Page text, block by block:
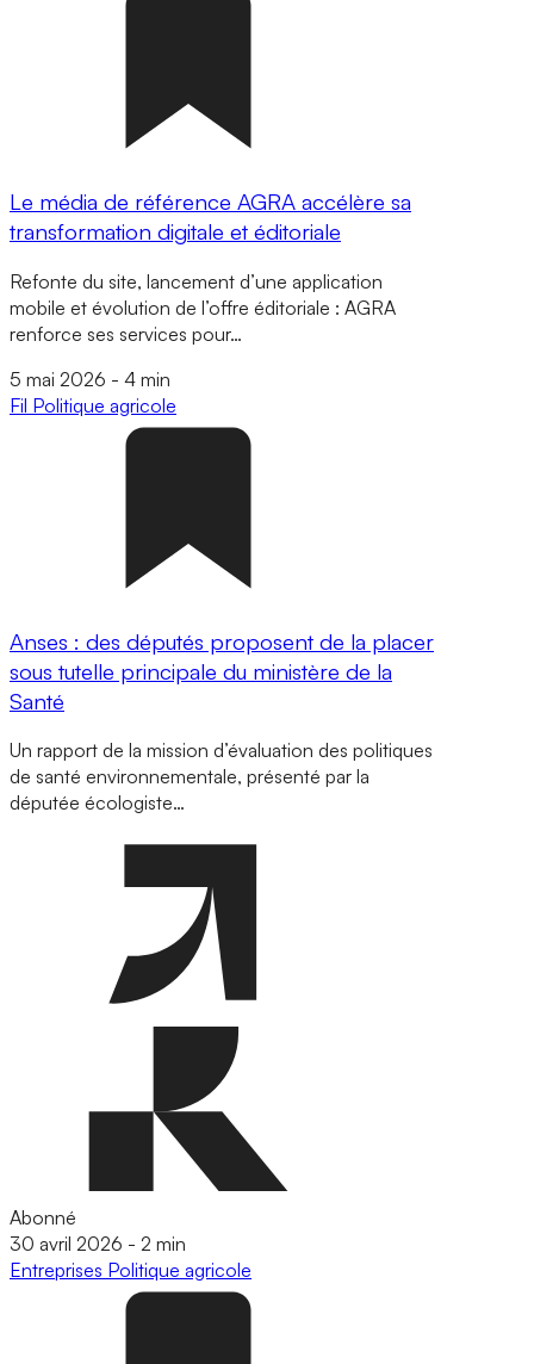
Le média de référence AGRA accélère sa
transformation digitale et éditoriale
Refonte du site, lancement d’une application
mobile et évolution de l’offre éditoriale : AGRA
renforce ses services pour…
5 mai 2026 - 4 min
Fil Politique agricole
Anses : des députés proposent de la placer
sous tutelle principale du ministère de la
Santé
Un rapport de la mission d’évaluation des politiques
de santé environnementale, présenté par la
députée écologiste…
Abonné
30 avril 2026 - 2 min
Entreprises Politique agricole